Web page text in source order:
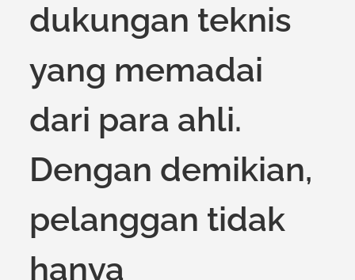
dukungan teknis
yang memadai
dari para ahli.
Dengan demikian,
pelanggan tidak
hanya